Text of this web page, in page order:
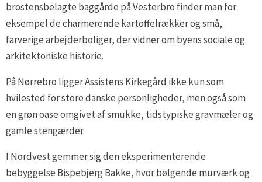
brostensbelagte baggårde på Vesterbro finder man for
eksempel de charmerende kartoffelrækker og små,
farverige arbejderboliger, der vidner om byens sociale og
arkitektoniske historie.
På Nørrebro ligger Assistens Kirkegård ikke kun som
hvilested for store danske personligheder, men også som
en grøn oase omgivet af smukke, tidstypiske gravmæler og
gamle stengærder.
I Nordvest gemmer sig den eksperimenterende
bebyggelse Bispebjerg Bakke, hvor bølgende murværk og